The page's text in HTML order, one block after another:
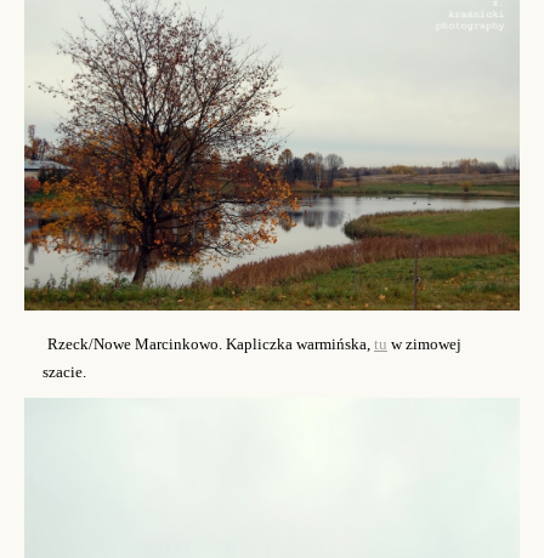
Rzeck/Nowe Marcinkowo. Kapliczka warmińska, tu w zimowej
szacie.